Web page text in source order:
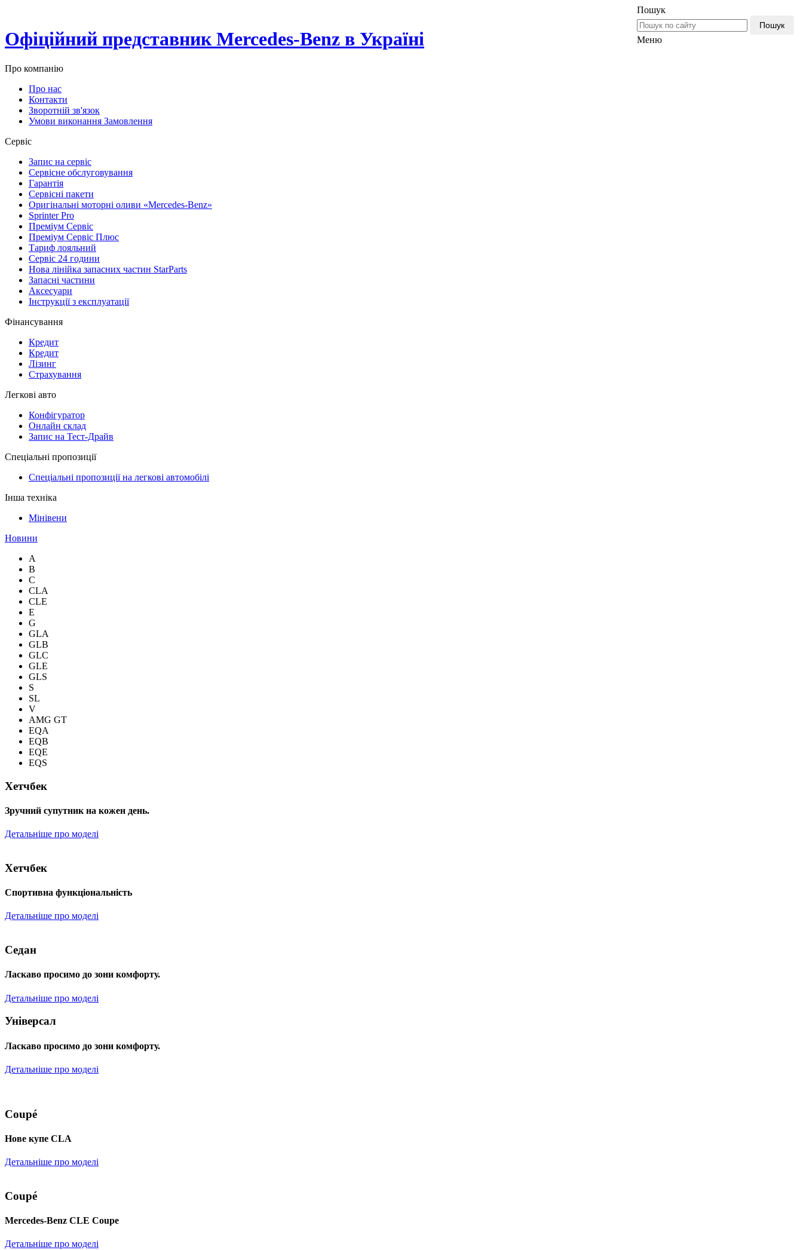
Офіційний представник Mercedes-Benz в Україні
Пошук
Пошук
Меню
Про компанію
Про нас
Контакти
Зворотній зв'язок
Умови виконання Замовлення
Сервіс
Запис на сервіс
Сервісне обслуговування
Гарантія
Сервісні пакети
Оригінальні моторні оливи «Mercedes-Benz»
Sprinter Pro
Преміум Сервіс
Преміум Сервіс Плюс
Тариф лояльний
Сервіс 24 години
Нова лінійка запасних частин StarParts
Запасні частини
Аксесуари
Інструкції з експлуатації
Фінансування
Кредит
Кредит
Лізинг
Страхування
Легкові авто
Конфігуратор
Онлайн склад
Запис на Тест-Драйв
Спеціальні пропозиції
Спеціальні пропозиції на легкові автомобілі
Інша техніка
Мінівени
Новини
A
B
C
CLA
CLE
E
G
GLA
GLB
GLC
GLE
GLS
S
SL
V
AMG GT
EQA
EQB
EQE
EQS
Хетчбек
Зручний супутник на кожен день.
Детальніше про моделі
Хетчбек
Спортивна функціональність
Детальніше про моделі
Седан
Ласкаво просимо до зони комфорту.
Детальніше про моделі
Універсал
Ласкаво просимо до зони комфорту.
Детальніше про моделі
Coupé
Нове купе CLA
Детальніше про моделі
Coupé
Mercedes-Benz CLE Coupe
Детальніше про моделі